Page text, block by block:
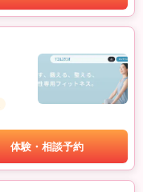
体験・相談予約